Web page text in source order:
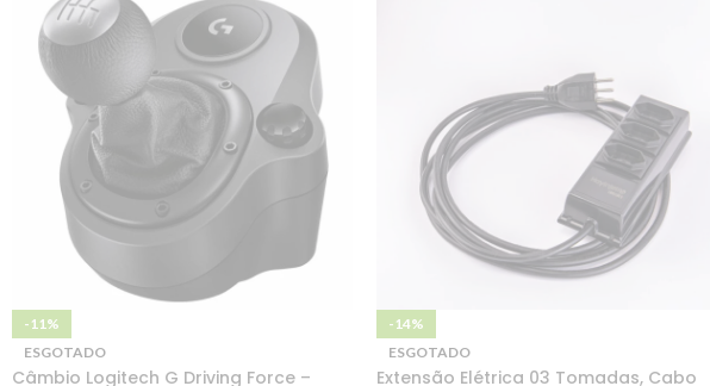
-11%
ESGOTADO
Câmbio Logitech G Driving Force –
-14%
ESGOTADO
Extensão Elétrica 03 Tomadas, Cabo